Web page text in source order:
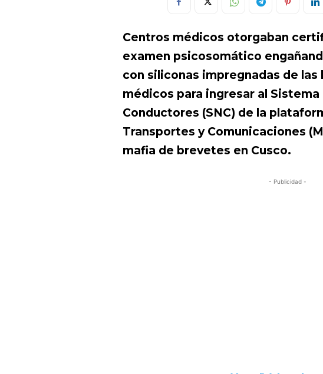
Centros médicos otorgaban
examen psicosomático
con siliconas impregnadas de
médicos para ingresar al Sistema
Conductores (SNC) de la
Transportes y Comunicaciones
mafia de brevetes en Cusco.
- Publicidad -